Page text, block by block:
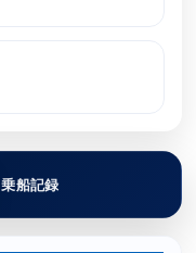
乗船記録